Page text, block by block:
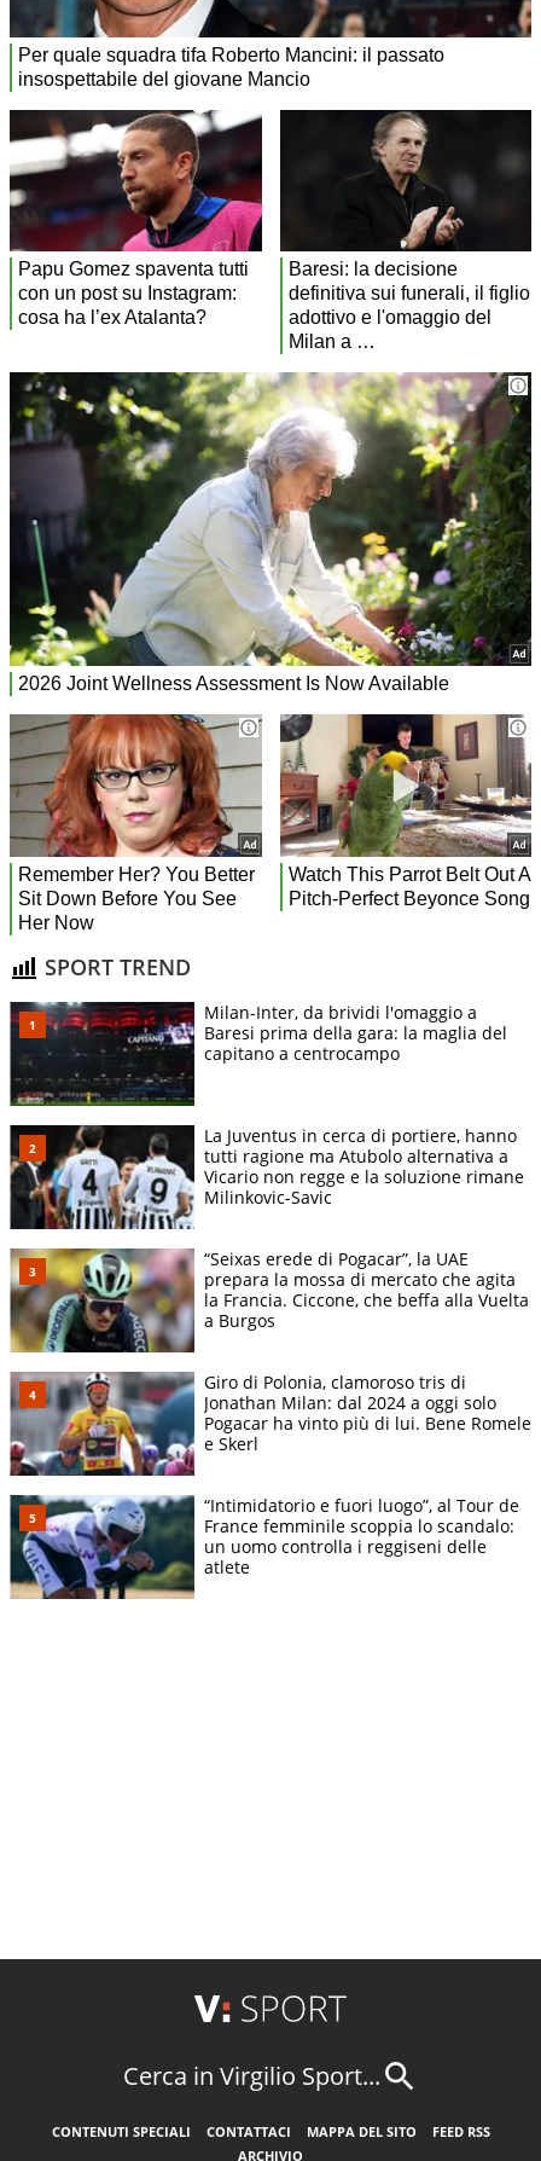
SPORT TREND
Milan-Inter, da brividi l'omaggio a
Baresi prima della gara: la maglia del
capitano a centrocampo
La Juventus in cerca di portiere, hanno
tutti ragione ma Atubolo alternativa a
Vicario non regge e la soluzione rimane
Milinkovic-Savic
“Seixas erede di Pogacar”, la UAE
prepara la mossa di mercato che agita
la Francia. Ciccone, che beffa alla Vuelta
a Burgos
Giro di Polonia, clamoroso tris di
Jonathan Milan: dal 2024 a oggi solo
Pogacar ha vinto più di lui. Bene Romele
e Skerl
“Intimidatorio e fuori luogo”, al Tour de
France femminile scoppia lo scandalo:
un uomo controlla i reggiseni delle
atlete
Cerca in Virgilio Sport...
CONTENUTI SPECIALI CONTATTACI MAPPA DEL SITO
FEED RSS
ARCHIVIO